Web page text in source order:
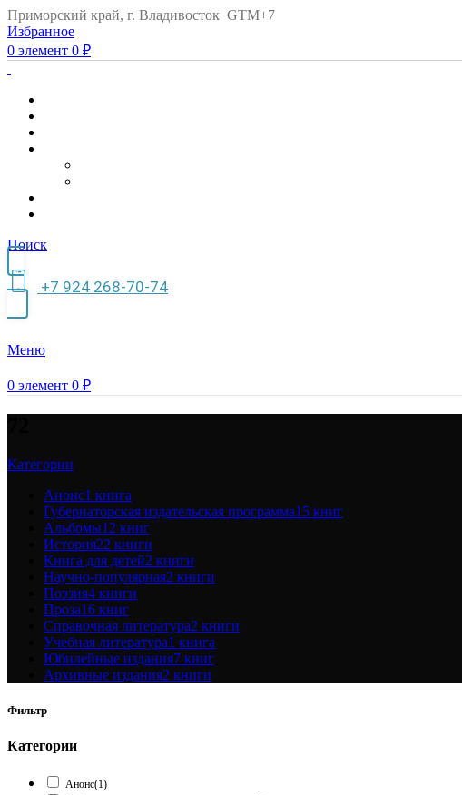
Приморский край, г. Владивосток GTM+7
Избранное
0 элемент 0 ₽
Поиск
+7 924 268-70-74
Меню
0 элемент 0 ₽
Категории
Анонс1 книга
Губернаторская издательская программа15 книг
Альбомы12 книг
История22 книги
Книга для детей2 книги
Научно-популярная2 книги
Поэзия4 книги
Проза16 книг
Справочная литература2 книги
Учебная литература1 книга
Юбилейные издания7 книг
Архивные издания2 книги
Фильтр
Категории
Анонс(1)